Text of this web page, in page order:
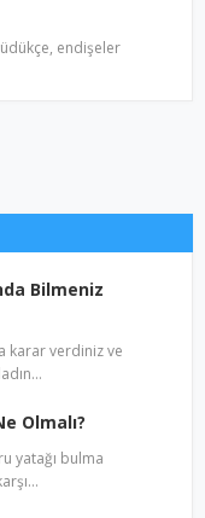
endişeler
Bilmeniz
karar verdiniz ve
Olmalı?
yatağı bulma